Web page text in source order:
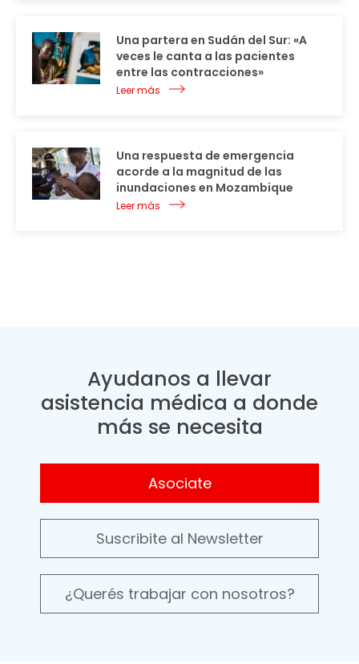
Una partera en Sudán del Sur: «A
veces le canta a las pacientes
entre las contracciones»
Leer más
Una respuesta de emergencia
acorde a la magnitud de las
inundaciones en Mozambique
Leer más
Ayudanos a llevar
asistencia médica a donde
más se necesita
Asociate
Suscribite al Newsletter
¿Querés trabajar con nosotros?